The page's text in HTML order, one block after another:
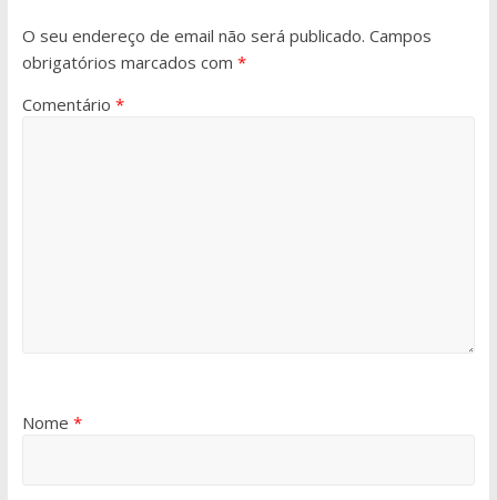
O seu endereço de email não será publicado. Campos
obrigatórios marcados com *
Comentário *
Nome *